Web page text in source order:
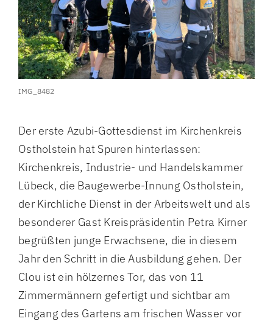
IMG_8482
Der erste Azubi-Gottesdienst im Kirchenkreis
Ostholstein hat Spuren hinterlassen:
Kirchenkreis, Industrie- und Handelskammer
Lübeck, die Baugewerbe-Innung Ostholstein,
der Kirchliche Dienst in der Arbeitswelt und als
besonderer Gast Kreispräsidentin Petra Kirner
begrüßten junge Erwachsene, die in diesem
Jahr den Schritt in die Ausbildung gehen. Der
Clou ist ein hölzernes Tor, das von 11
Zimmermännern gefertigt und sichtbar am
Eingang des Gartens am frischen Wasser vor